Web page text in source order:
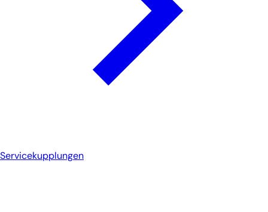
Servicekupplungen